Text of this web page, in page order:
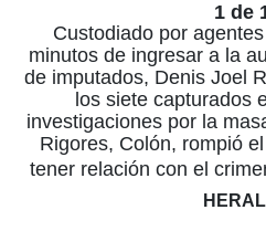
1 de
Custodiado por
minutos de ingresar a la
de imputados, Denis Joel
los siete capturados
investigaciones por la
Rigores, Colón, rompió
tener relación con el